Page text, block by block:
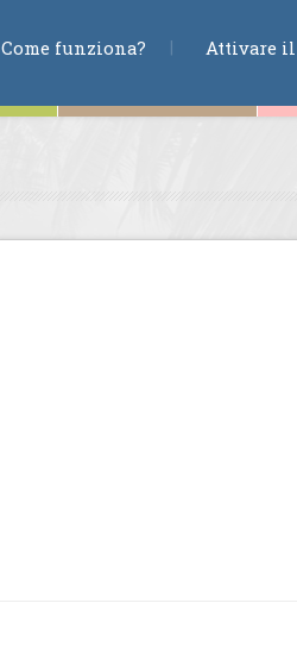
Come funziona? Attivare il